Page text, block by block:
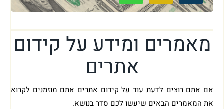
מאמרים ומידע על קידום
אתרים
אם אתם רוצים לדעת עוד על קידום אתרים אתם מוזמנים לקרוא
את המאמרים הבאים שיעשו לכם סדר בנושא.